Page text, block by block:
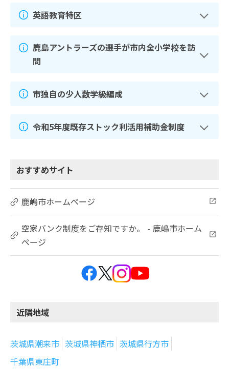
英語教育特区
鹿島アントラーズの選手が市内全小学校を訪
問
市独自の少人数学級編成
令和5年度既存ストック利活用補助金制度
おすすめサイト
鹿嶋市ホームページ
空家バンク制度をご存知ですか。 - 鹿嶋市ホーム
ページ
近隣地域
茨城県潮来市 茨城県神栖市 茨城県行方市
千葉県東庄町